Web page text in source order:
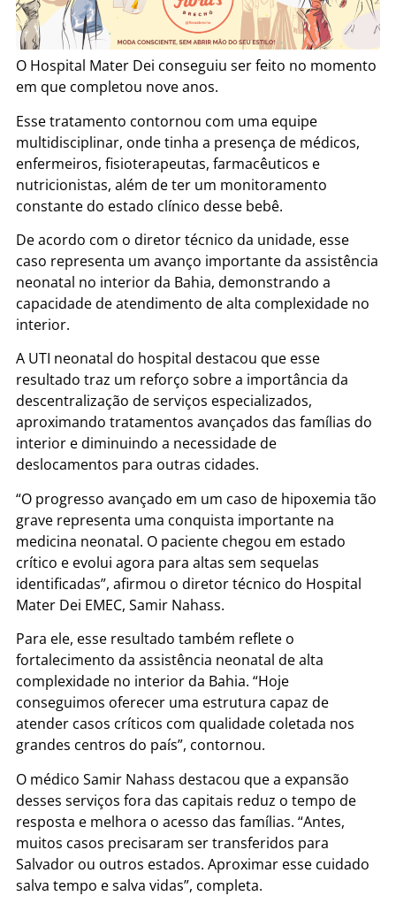
O Hospital Mater Dei conseguiu ser feito no momento
em que completou nove anos.
Esse tratamento contornou com uma equipe
multidisciplinar, onde tinha a presença de médicos,
enfermeiros, fisioterapeutas, farmacêuticos e
nutricionistas, além de ter um monitoramento
constante do estado clínico desse bebê.
De acordo com o diretor técnico da unidade, esse
caso representa um avanço importante da assistência
neonatal no interior da Bahia, demonstrando a
capacidade de atendimento de alta complexidade no
interior.
A UTI neonatal do hospital destacou que esse
resultado traz um reforço sobre a importância da
descentralização de serviços especializados,
aproximando tratamentos avançados das famílias do
interior e diminuindo a necessidade de
deslocamentos para outras cidades.
“O progresso avançado em um caso de hipoxemia tão
grave representa uma conquista importante na
medicina neonatal. O paciente chegou em estado
crítico e evolui agora para altas sem sequelas
identificadas”, afirmou o diretor técnico do Hospital
Mater Dei EMEC, Samir Nahass.
Para ele, esse resultado também reflete o
fortalecimento da assistência neonatal de alta
complexidade no interior da Bahia. “Hoje
conseguimos oferecer uma estrutura capaz de
atender casos críticos com qualidade coletada nos
grandes centros do país”, contornou.
O médico Samir Nahass destacou que a expansão
desses serviços fora das capitais reduz o tempo de
resposta e melhora o acesso das famílias. “Antes,
muitos casos precisaram ser transferidos para
Salvador ou outros estados. Aproximar esse cuidado
salva tempo e salva vidas”, completa.